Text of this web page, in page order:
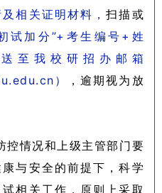
相关证明材料，扫描或
试加分”+考生编号+姓
至我校研招办邮箱
）
，逾期视为放
控情况和上级主管部门要
与安全的前提下，科学
相关工作，原则上采取